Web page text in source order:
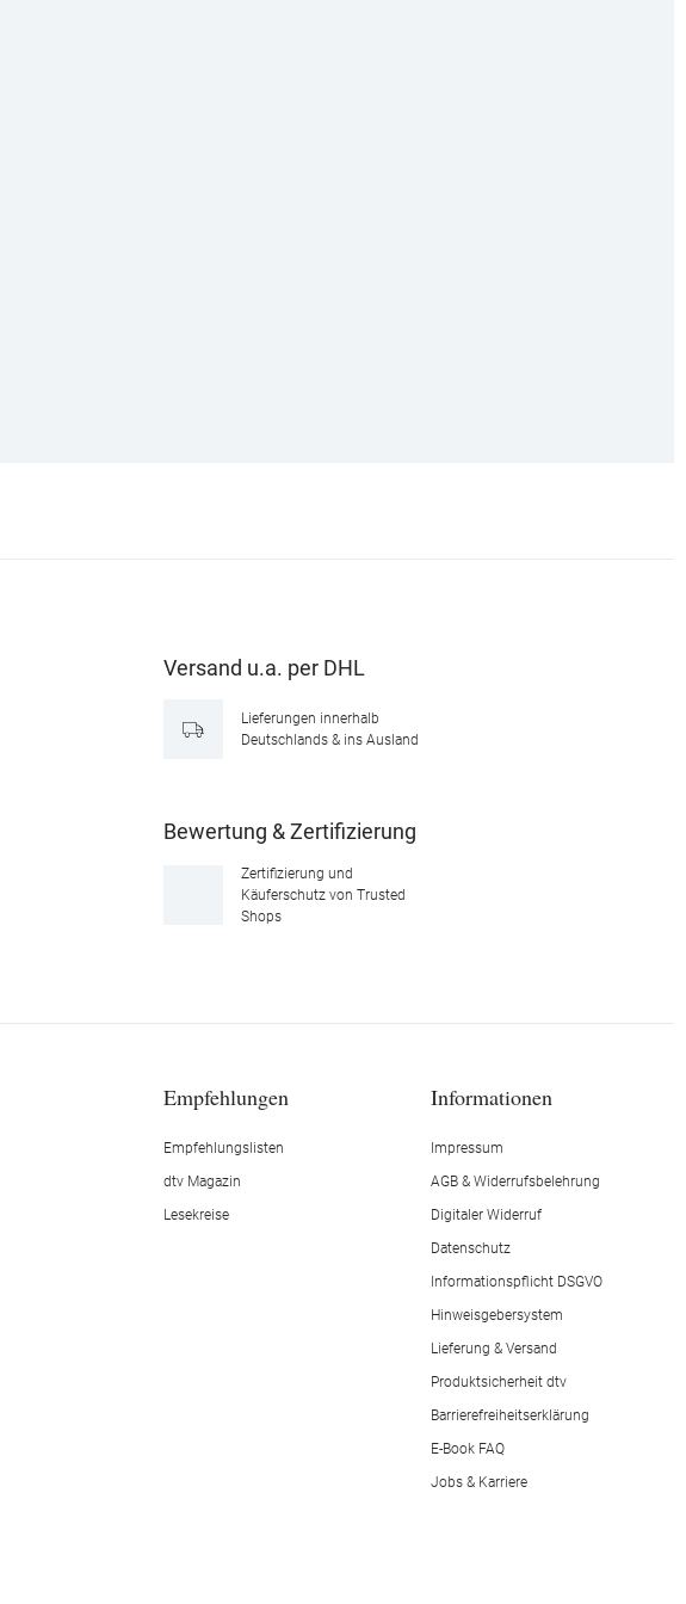
Versand u.a. per DHL
Lieferungen innerhalb
Deutschlands & ins Ausland
Bewertung & Zertifizierung
Zertifizierung und
Käuferschutz von Trusted
Shops
Empfehlungen
Empfehlungslisten
dtv Magazin
Lesekreise
Informationen
Impressum
AGB & Widerrufsbelehrung
Digitaler Widerruf
Datenschutz
Informationspflicht DSGVO
Hinweisgebersystem
Lieferung & Versand
Produktsicherheit dtv
Barrierefreiheitserklärung
E-Book FAQ
Jobs & Karriere